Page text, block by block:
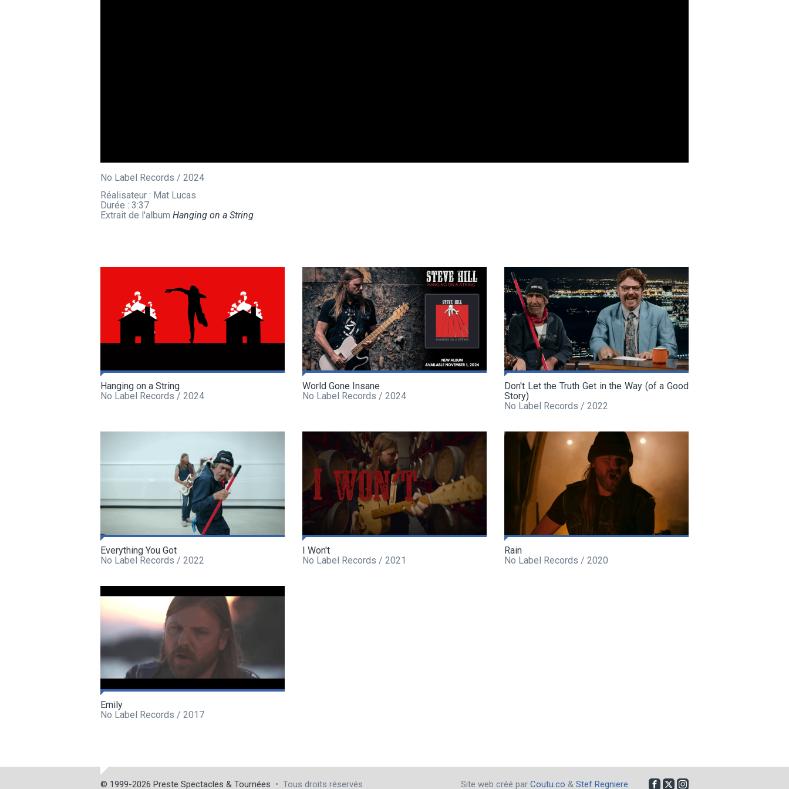
No Label Records / 2024
Réalisateur : Mat Lucas
Durée : 3:37
Extrait de l'album Hanging on a String
Hanging on a String
No Label Records / 2024
World Gone Insane
No Label Records / 2024
Don't Let the Truth Get in the Way (of a Good
Story)
No Label Records / 2022
Everything You Got
No Label Records / 2022
I Won't
No Label Records / 2021
Rain
No Label Records / 2020
Emily
No Label Records / 2017
© 1999-2026 Preste Spectacles & Tournées • Tous droits réservés Site web créé par Coutu.co & Stef Regniere